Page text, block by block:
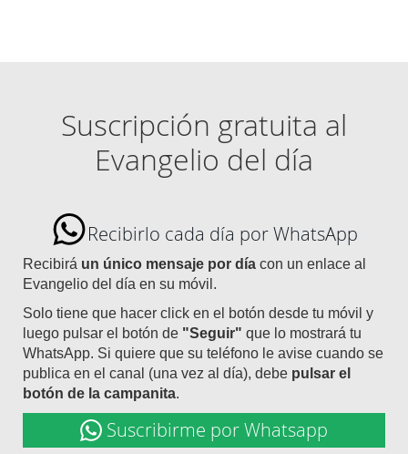
Suscripción gratuita al
Evangelio del día
Recibirlo cada día por WhatsApp
Recibirá un único mensaje por día con un enlace al
Evangelio del día en su móvil.
Solo tiene que hacer click en el botón desde tu móvil y
luego pulsar el botón de "Seguir" que lo mostrará tu
WhatsApp. Si quiere que su teléfono le avise cuando se
publica en el canal (una vez al día), debe pulsar el
botón de la campanita.
Suscribirme por Whatsapp